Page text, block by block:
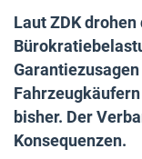
Laut ZDK
bisher. Der
Konsequenzen.